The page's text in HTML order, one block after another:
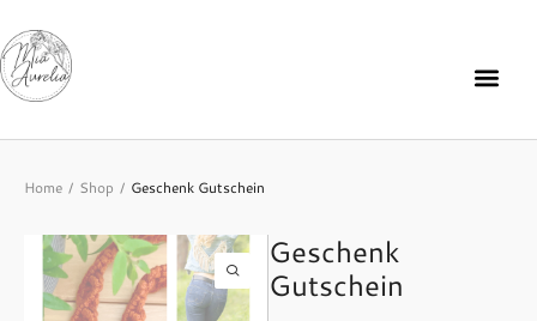
Home / Shop / Geschenk Gutschein
Geschenk
Gutschein